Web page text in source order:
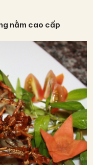
nằm cao cấp